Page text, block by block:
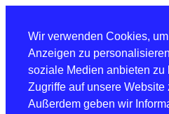
Wir verwenden Cookies,
Anzeigen zu
soziale Medien anbieten zu
Zugriffe auf unsere Website
Außerdem geben wir